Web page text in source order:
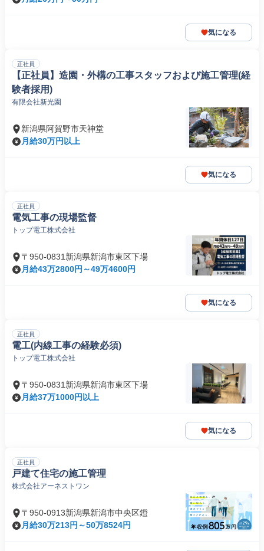
気になる
正社員
【正社員】造園・外構の工事スタッフおよび施工管理(経
験者採用)
有限会社新光園
新潟県阿賀野市天神堂
月給30万円以上
気になる
正社員
電気工事の現場監督
トップ電工株式会社
〒950-0831新潟県新潟市東区下場
月給43万2800円～49万4600円
気になる
正社員
電工(内線工事の経験必須)
トップ電工株式会社
〒950-0831新潟県新潟市東区下場
月給37万1000円以上
気になる
正社員
戸建て住宅の施工管理
株式会社アーネストワン
〒950-0913新潟県新潟市中央区鐙
月給30万213円～50万8524円